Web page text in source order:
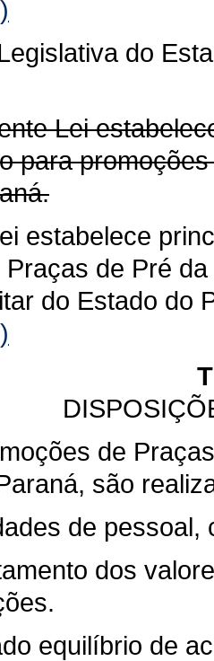
do
Lei
para
estabelece
de Pré
do Estado do
de
são
de pessoal,
dos
equilíbrio de